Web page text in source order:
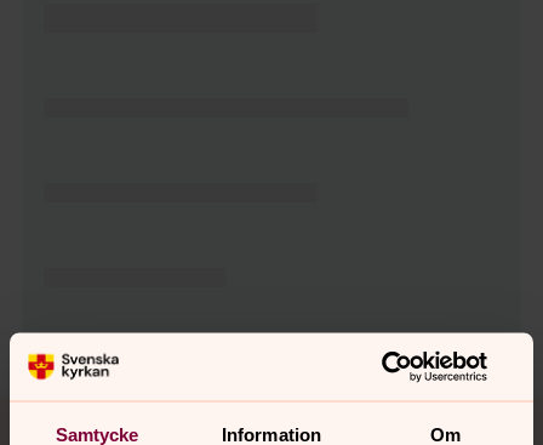
Samtycke Information Om
Tillbaka till toppen
Tillbaka till innehållet